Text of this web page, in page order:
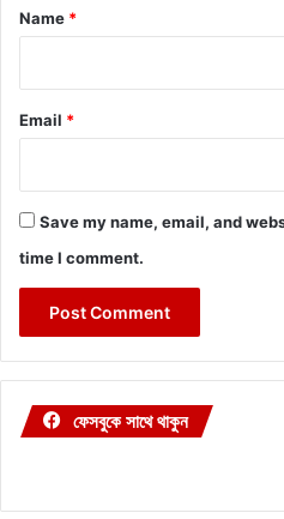
*
Name *
Email *
Save my name, email, and
time I comment.
ফেসবুকে সাথে থাকুন